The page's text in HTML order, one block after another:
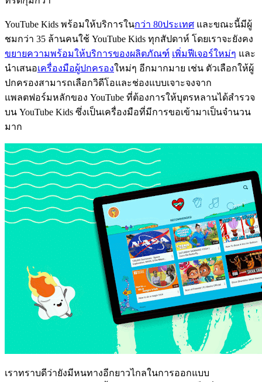
YouTube Kids พร้อมให้บริการในกว่า 80ประเทศ และขณะนี้มีผู้
ชมกว่า 35 ล้านคนใช้ YouTube Kids ทุกสัปดาห์ โดยเราจะยังคง
ขยายความพร้อมให้บริการของผลิตภัณฑ์ เพิ่มฟีเจอร์ใหม่ๆ และ
นำเสนอเครื่องมือผู้ปกครองใหม่ๆ อีกมากมาย เช่น ตัวเลือกให้ผู้
ปกครองสามารถเลือกวิดีโอและช่องแบบเจาะจงจาก
แพลตฟอร์มหลักของ YouTube ที่ต้องการให้บุตรหลานได้สำรวจ
บน YouTube Kids ซึ่งเป็นเครื่องมือที่มีการขอเข้ามาเป็นจำนวน
มาก
เราทราบดีว่ายังมีหนทางอีกยาวไกลในการออกแบบ